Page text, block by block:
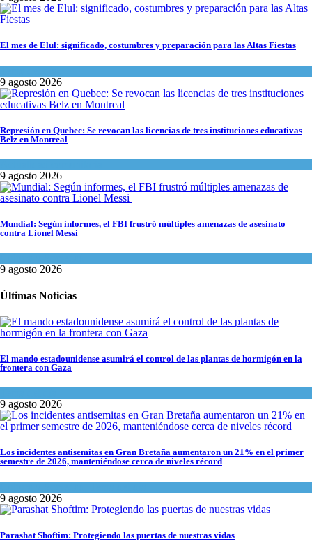
El mes de Elul: significado, costumbres y preparación para las Altas Fiestas
9 agosto 2026
Represión en Quebec: Se revocan las licencias de tres instituciones educativas
Belz en Montreal
9 agosto 2026
Mundial: Según informes, el FBI frustró múltiples amenazas de asesinato
contra Lionel Messi
9 agosto 2026
Últimas Noticias
El mando estadounidense asumirá el control de las plantas de hormigón en la
frontera con Gaza
9 agosto 2026
Los incidentes antisemitas en Gran Bretaña aumentaron un 21% en el primer
semestre de 2026, manteniéndose cerca de niveles récord
9 agosto 2026
Parashat Shoftim: Protegiendo las puertas de nuestras vidas